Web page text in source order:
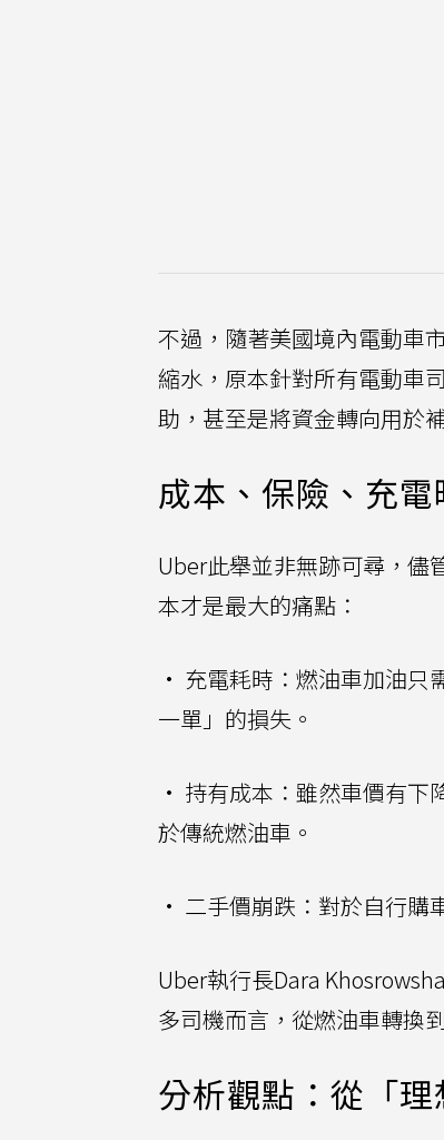
不過，隨著美國境內電動車
縮水，原本針對所有電動車
助，甚至是將資金轉向用於
成本、保險、充電
Uber此舉並非無跡可尋，儘
本才是最大的痛點：
• 充電耗時：燃油車加油只
一單」的損失。
• 持有成本：雖然車價有下
於傳統燃油車。
• 二手價崩跌：對於自行購
Uber執行長Dara
多司機而言，從燃油車轉換
分析觀點：從「理